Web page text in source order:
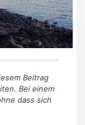
Beitrag
Bei einem
dass sich